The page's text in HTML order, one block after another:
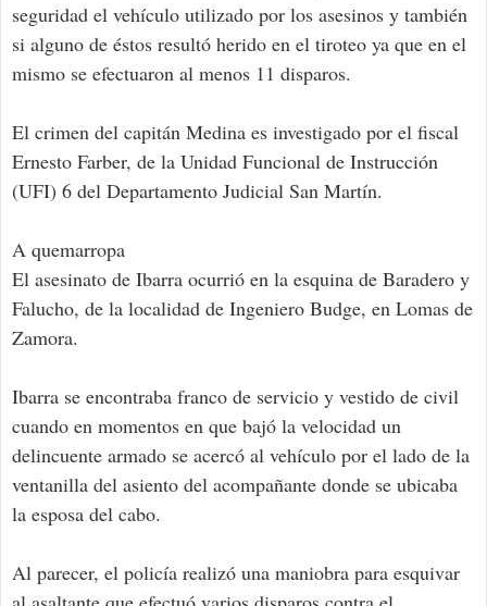
seguridad el vehículo utilizado por los asesinos y también
si alguno de éstos resultó herido en el tiroteo ya que en el
mismo se efectuaron al menos 11 disparos.
El crimen del capitán Medina es investigado por el fiscal
Ernesto Farber, de la Unidad Funcional de Instrucción
(UFI) 6 del Departamento Judicial San Martín.
A quemarropa
El asesinato de Ibarra ocurrió en la esquina de Baradero y
Falucho, de la localidad de Ingeniero Budge, en Lomas de
Zamora.
Ibarra se encontraba franco de servicio y vestido de civil
cuando en momentos en que bajó la velocidad un
delincuente armado se acercó al vehículo por el lado de la
ventanilla del asiento del acompañante donde se ubicaba
la esposa del cabo.
Al parecer, el policía realizó una maniobra para esquivar